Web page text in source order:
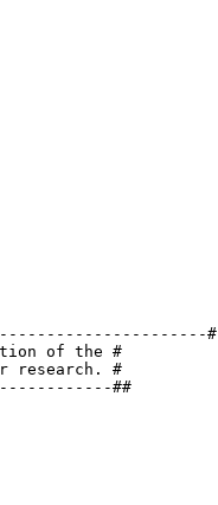
#
of the #
research. #
##